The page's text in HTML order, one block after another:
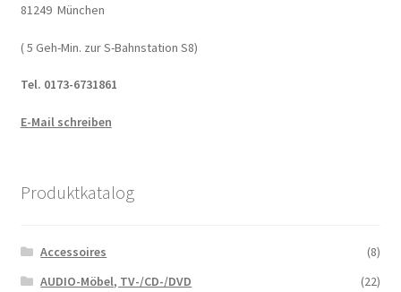
81249 München
( 5 Geh-Min. zur S-Bahnstation S8)
Tel. 0173-6731861
E-Mail schreiben
Produktkatalog
Accessoires
(8)
AUDIO-Möbel, TV-/CD-/DVD
(22)